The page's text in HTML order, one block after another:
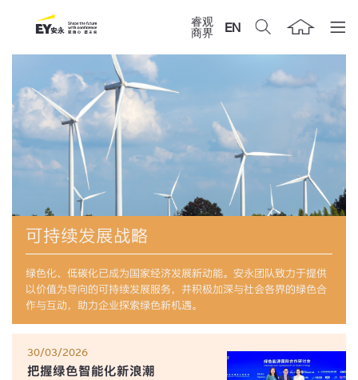
睿观
商界
EN
可持续发展战略
绿色化、低碳化已成为国家经济发展新动能。安永团队致力于提供
以价值为导向的可持续发展服务，并积极加深与社会各界的绿色合
作与互动，助力企业探索绿色新机遇。
30/03/2026
把握绿色智能化新浪潮